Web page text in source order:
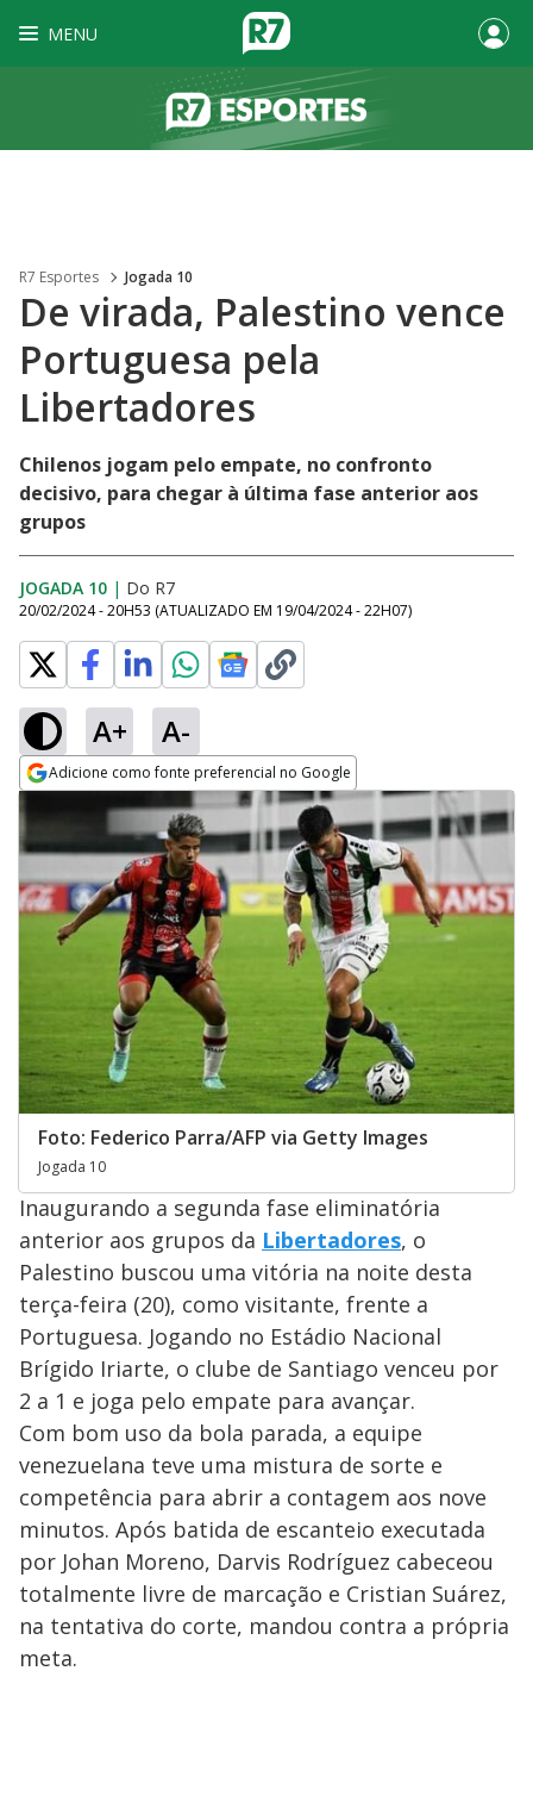
MENU
R7 Esportes Jogada 10
De virada, Palestino vence
Portuguesa pela
Libertadores
Chilenos jogam pelo empate, no confronto
decisivo, para chegar à última fase anterior aos
grupos
JOGADA 10 | Do R7
20/02/2024 - 20H53 (ATUALIZADO EM 19/04/2024 - 22H07)
A+ A-
Adicione como fonte preferencial no Google
Opens in new window
Foto: Federico Parra/AFP via Getty Images
Jogada 10
Inaugurando a segunda fase eliminatória
anterior aos grupos da Libertadores, o
Palestino buscou uma vitória na noite desta
terça-feira (20), como visitante, frente a
Portuguesa. Jogando no Estádio Nacional
Brígido Iriarte, o clube de Santiago venceu por
2 a 1 e joga pelo empate para avançar.
Com bom uso da bola parada, a equipe
venezuelana teve uma mistura de sorte e
competência para abrir a contagem aos nove
minutos. Após batida de escanteio executada
por Johan Moreno, Darvis Rodríguez cabeceou
totalmente livre de marcação e Cristian Suárez,
na tentativa do corte, mandou contra a própria
meta.